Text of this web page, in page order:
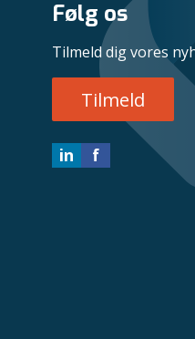
Følg os
Tilmeld dig vores
Tilmeld
in f